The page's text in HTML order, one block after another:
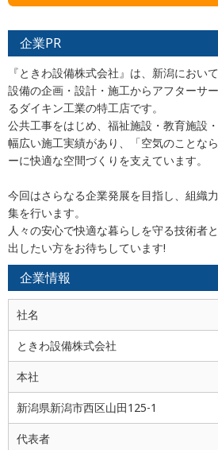
企業PR
『ときわ設備株式会社』は、新潟におい
設備の企画・設計・施工からアフターサ
るダイキン工業の特工店です。
公共工事をはじめ、福祉施設・教育施設
幅広い施工実績があり、「空気のことな
ーに快適な空間づくりを支えています。
今回はさらなる企業発展を目指し、組織
集を行います。
人々の安心で快適な暮らしを守る技術者
出したい方をお待ちしています!
企業情報
社名
ときわ設備株式会社
本社
新潟県新潟市西区山田125-1
代表者